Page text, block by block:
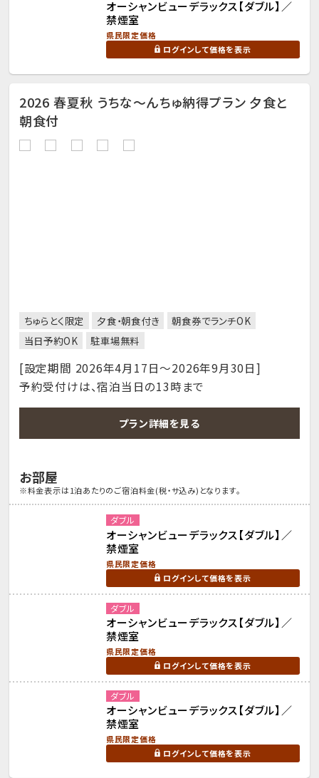
オーシャンビューデラックス【ダブル】／
禁煙室
県民限定価格
ログインして価格を表示
2026 春夏秋 うちな～んちゅ納得プラン 夕食と
朝食付
ちゅらとく限定 夕食・朝食付き
朝食券でランチOK
当日予約OK
駐車場無料
[設定期間 2026年4月17日～2026年9月30日]
予約受付けは、宿泊当日の13時まで
プラン詳細を見る
お部屋
※料金表示は1泊あたりのご宿泊料金(税・サ込み)となります。
ダブル
オーシャンビューデラックス【ダブル】／
禁煙室
県民限定価格
ログインして価格を表示
ダブル
オーシャンビューデラックス【ダブル】／
禁煙室
県民限定価格
ログインして価格を表示
ダブル
オーシャンビューデラックス【ダブル】／
禁煙室
県民限定価格
ログインして価格を表示